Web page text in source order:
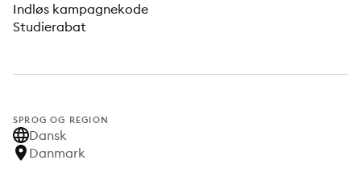
Indløs kampagnekode
Studierabat
SPROG OG REGION
Dansk
Danmark